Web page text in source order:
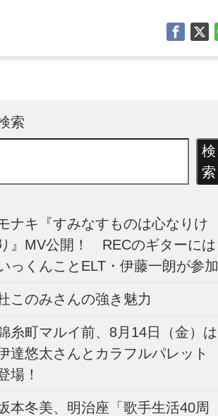
索
検
索
ナキ『すみなすものは心なりけ
り』MV公開！ RECのギターには
っくんことELT・伊藤一朗が参加
このみさんの強き魅力
糸町マルイ前、8月14日（金）は
達悠太さんとカラフルパレット
場！
本冬美、明治座「歌手生活40周